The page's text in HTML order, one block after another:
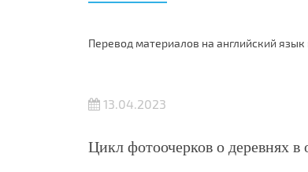
Перевод материалов на английский язык
13.04.2023
Цикл фотоочерков о деревнях в